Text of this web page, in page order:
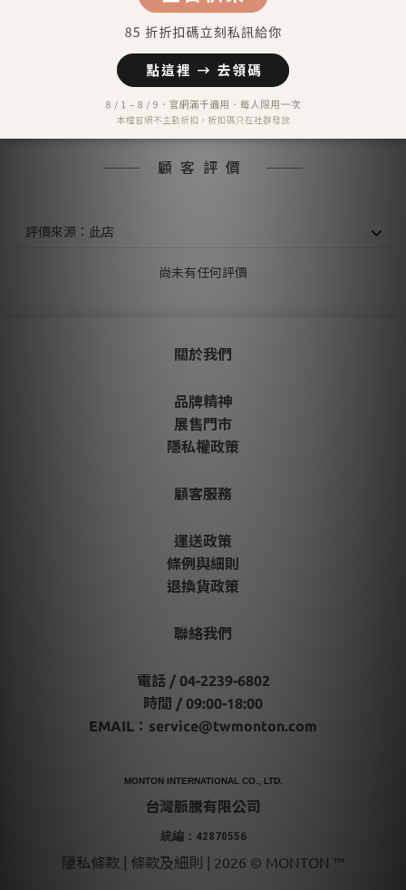
Apple Pay
7-11 超商取貨付款
匯款 (台灣脈騰指定帳號)
信用卡分期付款-三期
顧客評價
尚未有任何評價
關於我們
品牌精神
展售門市
隱私權政策
顧客服務
運送政策
條例與細則
退換貨政策
聯絡我們
電話 / 04-2239-6802
時間 / 09:00-18:00
EMAIL： service@twmonton.com
MONTON INTERNATIONAL CO., LTD.
台灣脈騰有限公司
統編：42870556
隱私條款 | 條款及細則 | 2026 © MONTON ™